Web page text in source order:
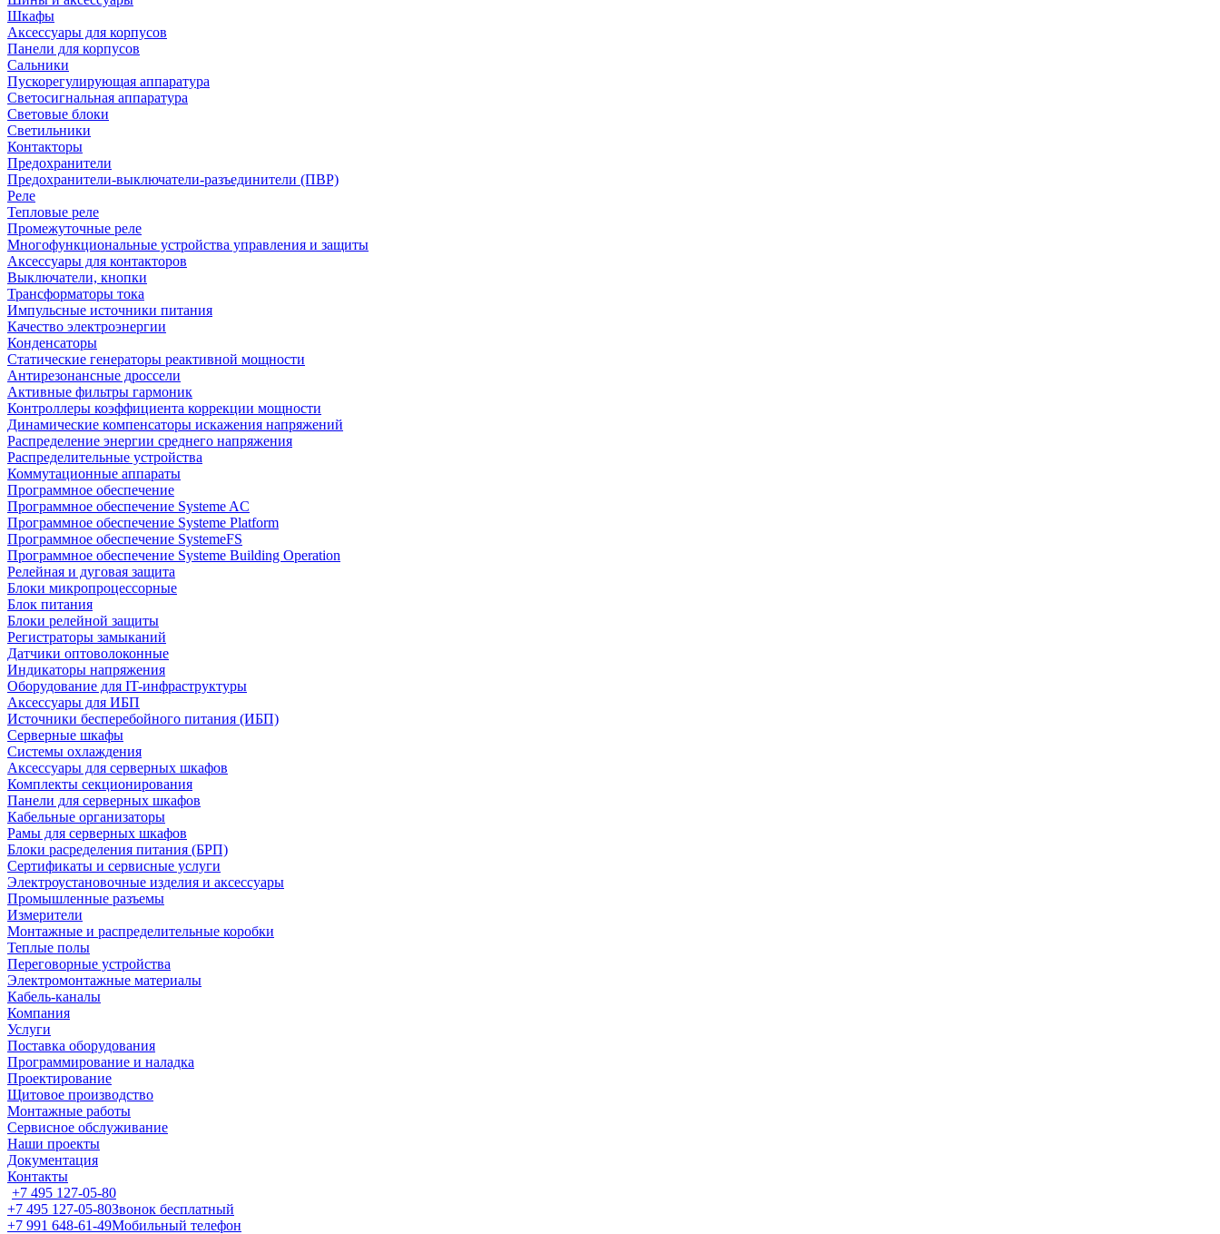
Шкафы
Аксессуары для корпусов
Панели для корпусов
Сальники
Пускорегулирующая аппаратура
Светосигнальная аппаратура
Световые блоки
Светильники
Контакторы
Предохранители
Предохранители-выключатели-разъединители (ПВР)
Реле
Тепловые реле
Промежуточные реле
Многофункциональные устройства управления и защиты
Аксессуары для контакторов
Выключатели, кнопки
Трансформаторы тока
Импульсные источники питания
Качество электроэнергии
Конденсаторы
Статические генераторы реактивной мощности
Антирезонансные дроссели
Активные фильтры гармоник
Контроллеры коэффициента коррекции мощности
Динамические компенсаторы искажения напряжений
Распределение энергии среднего напряжения
Распределительные устройства
Коммутационные аппараты
Программное обеспечение
Программное обеспечение Systeme AC
Программное обеспечение Systeme Platform
Программное обеспечение SystemeFS
Программное обеспечение Systeme Building Operation
Релейная и дуговая защита
Блоки микропроцессорные
Блок питания
Блоки релейной защиты
Регистраторы замыканий
Датчики оптоволоконные
Индикаторы напряжения
Оборудование для IT-инфраструктуры
Аксессуары для ИБП
Источники бесперебойного питания (ИБП)
Серверные шкафы
Системы охлаждения
Аксессуары для серверных шкафов
Комплекты секционирования
Панели для серверных шкафов
Кабельные организаторы
Рамы для серверных шкафов
Блоки расределения питания (БРП)
Сертификаты и сервисные услуги
Электроустановочные изделия и аксессуары
Промышленные разъемы
Измерители
Монтажные и распределительные коробки
Теплые полы
Переговорные устройства
Электромонтажные материалы
Кабель-каналы
Компания
Услуги
Поставка оборудования
Программирование и наладка
Проектирование
Щитовое производство
Монтажные работы
Сервисное обслуживание
Наши проекты
Документация
Контакты
+7 495 127-05-80
+7 495 127-05-80Звонок бесплатный
+7 991 648-61-49Мобильный телефон